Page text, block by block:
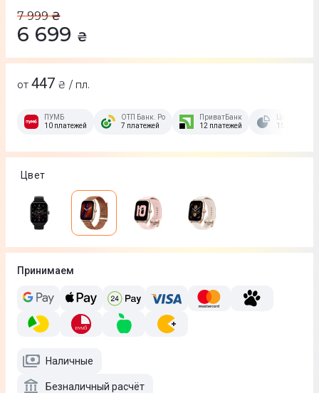
7 999 ₴
6 699 ₴
от 447 ₴ / пл.
ПУМБ
10 платежей
ОТП Банк. Розстрочка Скибочка.
7 платежей
ПриватБанк
12 платежей
15 платежей
Цвет
Принимаем
Наличные
Безналичный расчёт